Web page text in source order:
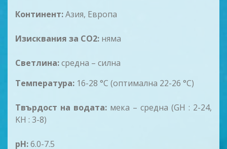
Континент:Азия, Европа
Изисквания за CO2: няма
Светлина:средна – силна
Температура: 16-28 °C (оптимална 22-26 °C)
Твърдост на водата: мека – средна (GH : 2-24,
KH : 3-8)
pH:6.0-7.5